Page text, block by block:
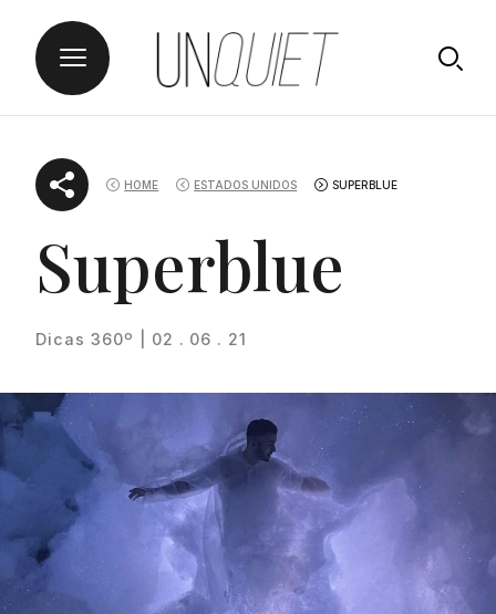
content
HOME ESTADOS UNIDOS SUPERBLUE
Superblue
Dicas 360º | 02 . 06 . 21